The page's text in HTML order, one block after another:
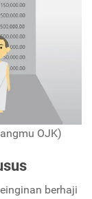
OJK)
berhaji